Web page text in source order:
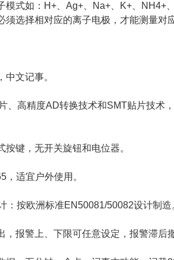
模式如：H+、Ag+、Na+、K+、NH4+
选择相对应的离子电极，才能测量对
文记事。
高精度AD转换技术和SMT贴片技术，
键，无开关旋钮和电位器。
适宜户外使用。
按欧洲标准EN50081/50082设计制造
报警上、下限可任意设定，报警滞后撤